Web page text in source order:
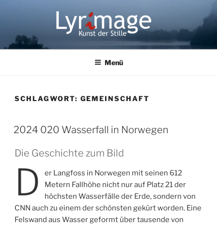
LYRIMAGE
Kunst der Stille
Menü
SCHLAGWORT: GEMEINSCHAFT
2024 020 Wasserfall in Norwegen
Die Geschichte zum Bild
D
er Langfoss in Norwegen mit seinen 612
Metern Fallhöhe nicht nur auf Platz 21 der
höchsten Wasserfälle der Erde, sondern von
CNN auch zu einem der schönsten gekürt worden. Eine
Felswand aus Wasser geformt über tausende von